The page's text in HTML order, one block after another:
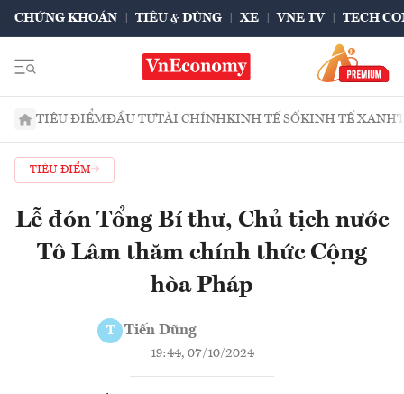
CHỨNG KHOÁN TIÊU & DÙNG XE VNE TV TECH
TIÊU ĐIỂMĐẦU TƯTÀI CHÍNHKINH TẾ SỐKINH TẾ XANH
TIÊU ĐIỂM
Lễ đón Tổng Bí thư, Chủ tịch nước
Tô Lâm thăm chính thức Cộng
hòa Pháp
T Tiến Dũng
19:44, 07/10/2024